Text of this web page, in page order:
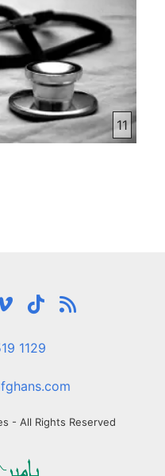
11
1129
- All Rights Reserved